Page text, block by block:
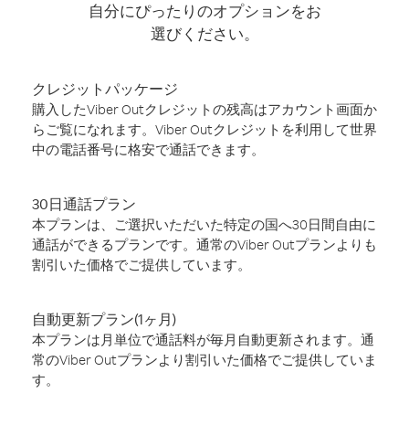
自分にぴったりのオプションをお
選びください。
クレジットパッケージ
購入したViber Outクレジットの残高はアカウント画面か
らご覧になれます。Viber Outクレジットを利用して世界
中の電話番号に格安で通話できます。
30日通話プラン
本プランは、ご選択いただいた特定の国へ30日間自由に
通話ができるプランです。通常のViber Outプランよりも
割引いた価格でご提供しています。
自動更新プラン(1ヶ月)
本プランは月単位で通話料が毎月自動更新されます。通
常のViber Outプランより割引いた価格でご提供していま
す。